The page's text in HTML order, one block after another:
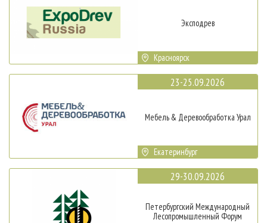
Эксподрев
Красноярск
23-25.09.2026
Мебель & Деревообработка Урал
Екатеринбург
29-30.09.2026
Петербургский Международный
Лесопромышленный Форум